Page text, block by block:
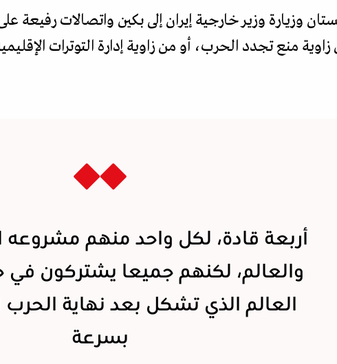
وزيارة وزير خارجية إيران إلى بكين واتصالات رفيعة
منع تجدد الحرب، أو من زاوية إدارة التوترات
أربعة قادة، لكل واحد منهم مشروعه
والعالم، لكنهم جميعا يشتركون في
العالم الذي تشكل بعد نهاية الحرب
بسرعة